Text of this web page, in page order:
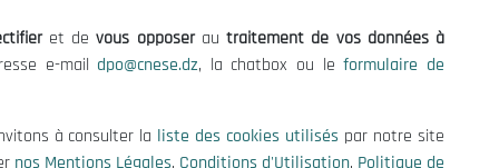
Suivez-Nous!
Conseil National Économique, Social et Environnemental
et devous opposerautraitement de vos données à
e-mail dpo@cnese.dz, la chatbox ou leformulaire de
à consulter la liste des cookies utilisés par notre site
nos Mentions Légales, Conditions d'Utilisation, Politique de